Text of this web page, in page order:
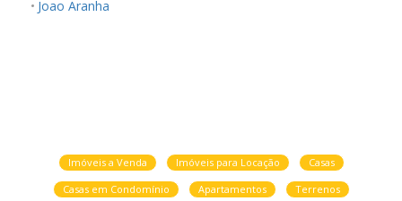
Joao Aranha
Imóveis a Venda Imóveis para Locação
Casas
Casas em Condomínio
Apartamentos
Terrenos